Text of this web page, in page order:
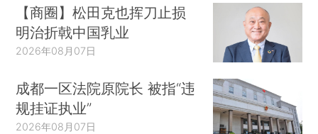
【商圈】松田克也挥刀止损
明治折戟中国乳业
2026年08月07日
成都一区法院原院长 被指“违
规挂证执业”
2026年08月07日